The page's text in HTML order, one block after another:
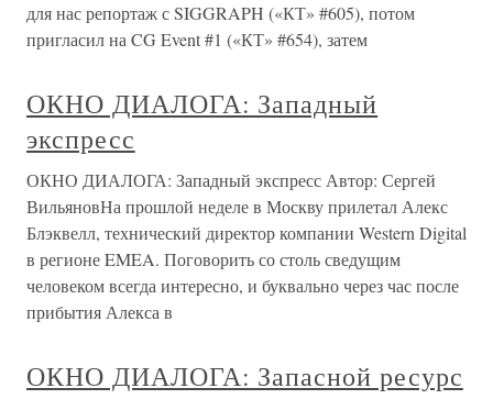
для нас репортаж с SIGGRAPH («КТ» #605), потом
пригласил на CG Event #1 («КТ» #654), затем
ОКНО ДИАЛОГА: Западный
экспресс
ОКНО ДИАЛОГА: Западный экспресс Автор: Сергей
ВильяновНа прошлой неделе в Москву прилетал Алекс
Блэквелл, технический директор компании Western Digital
в регионе EMEA. Поговорить со столь сведущим
человеком всегда интересно, и буквально через час после
прибытия Алекса в
ОКНО ДИАЛОГА: Запасной ресурс